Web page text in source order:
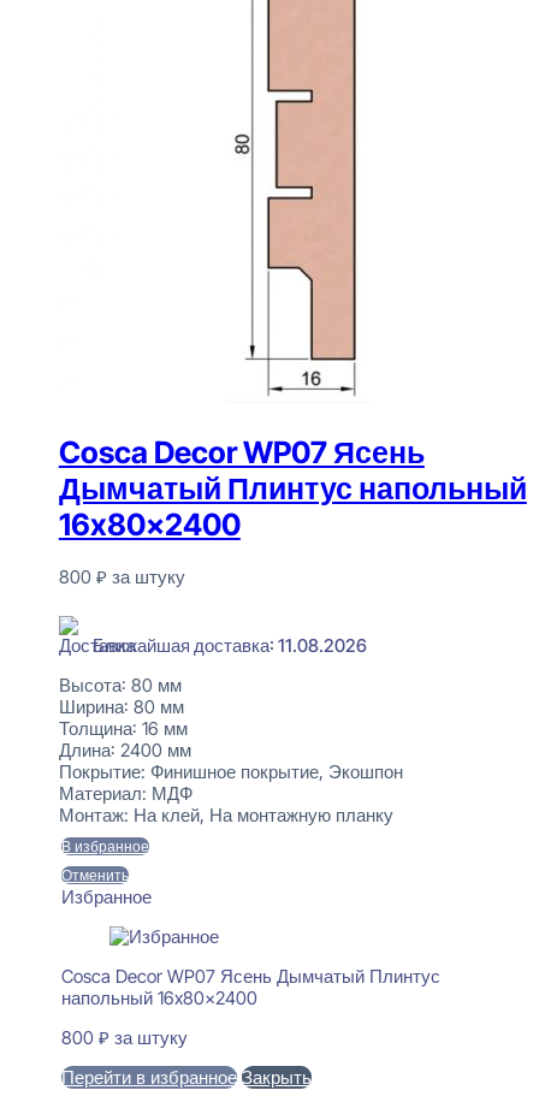
Cosca Decor WP07 Ясень
Дымчатый Плинтус напольный
16x80x2400
800 ₽ за штуку
Ближайшая доставка: 11.08.2026
Высота: 80 мм
Ширина: 80 мм
Толщина: 16 мм
Длина: 2400 мм
Покрытие: Финишное покрытие, Экошпон
Материал: МДФ
Монтаж: На клей, На монтажную планку
В избранное
Отменить
Избранное
Cosca Decor WP07 Ясень Дымчатый Плинтус
напольный 16x80x2400
800 ₽ за штуку
Перейти в избранное Закрыть